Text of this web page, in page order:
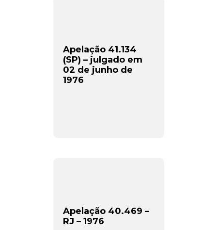
Apelação 41.134
(SP) – julgado em
02 de junho de
1976
Apelação 40.469 –
RJ – 1976